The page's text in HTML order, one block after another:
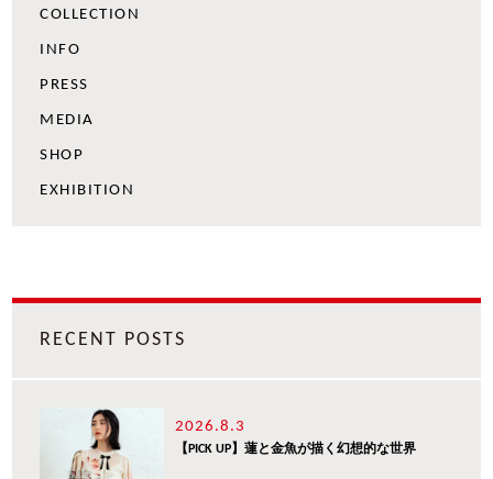
COLLECTION
INFO
PRESS
MEDIA
SHOP
EXHIBITION
RECENT POSTS
2026.8.3
【PICK UP】蓮と金魚が描く幻想的な世界